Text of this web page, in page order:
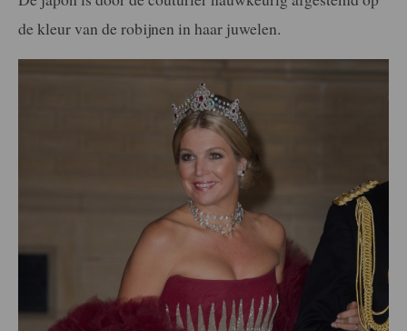
de kleur van de robijnen in haar juwelen.